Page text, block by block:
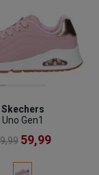
Skechers
Uno Gen1
59,99